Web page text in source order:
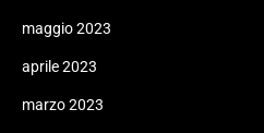
maggio 2023
aprile 2023
marzo 2023